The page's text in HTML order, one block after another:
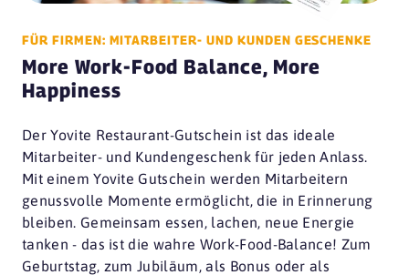
FÜR FIRMEN: MITARBEITER- UND KUNDEN GESCHENKE
More Work-Food Balance, More
Happiness
Der Yovite Restaurant-Gutschein ist das ideale
Mitarbeiter- und Kundengeschenk für jeden Anlass.
Mit einem Yovite Gutschein werden Mitarbeitern
genussvolle Momente ermöglicht, die in Erinnerung
bleiben. Gemeinsam essen, lachen, neue Energie
tanken - das ist die wahre Work-Food-Balance! Zum
Geburtstag, zum Jubiläum, als Bonus oder als